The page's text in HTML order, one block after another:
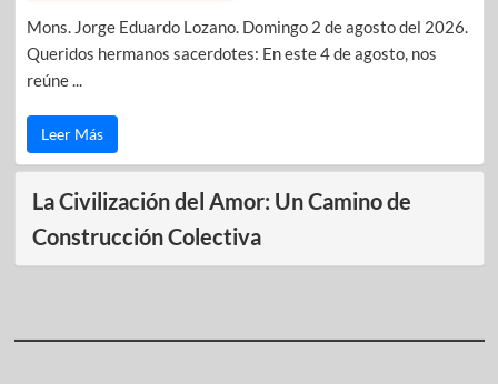
Mons. Jorge Eduardo Lozano. Domingo 2 de agosto del 2026.
Queridos hermanos sacerdotes: En este 4 de agosto, nos
reúne ...
Leer Más
La Civilización del Amor: Un Camino de
Construcción Colectiva